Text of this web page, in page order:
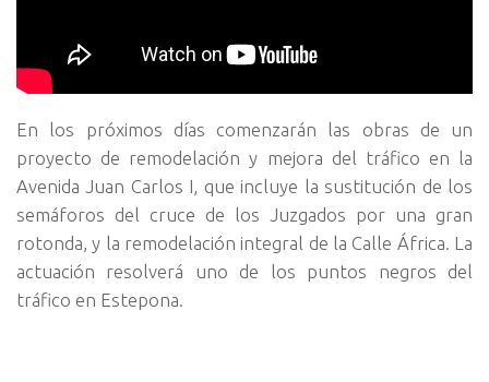
En los próximos días comenzarán las obras de un
proyecto de remodelación y mejora del tráfico en la
Avenida Juan Carlos I, que incluye la sustitución de los
semáforos del cruce de los Juzgados por una gran
rotonda, y la remodelación integral de la Calle África. La
actuación resolverá uno de los puntos negros del
tráfico en Estepona.